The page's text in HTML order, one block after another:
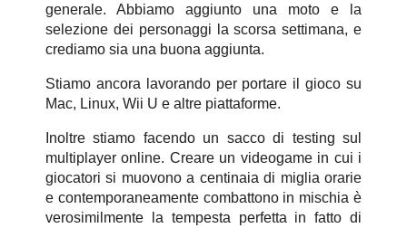
generale. Abbiamo aggiunto una moto e la
selezione dei personaggi la scorsa settimana, e
crediamo sia una buona aggiunta.
Stiamo ancora lavorando per portare il gioco su
Mac, Linux, Wii U e altre piattaforme.
Inoltre stiamo facendo un sacco di testing sul
multiplayer online. Creare un videogame in cui i
giocatori si muovono a centinaia di miglia orarie
e contemporaneamente combattono in mischia è
verosimilmente la tempesta perfetta in fatto di